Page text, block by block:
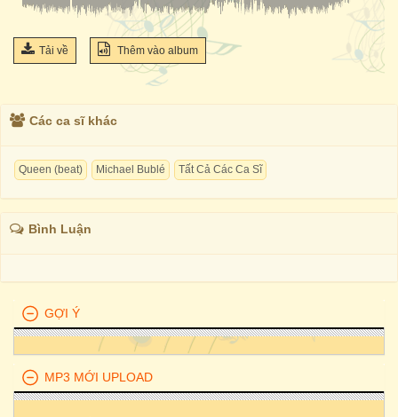
Tải về Thêm vào album
Các ca sĩ khác
Queen (beat) Michael Bublé Tất Cả Các Ca Sĩ
Bình Luận
GỢI Ý
MP3 MỚI UPLOAD